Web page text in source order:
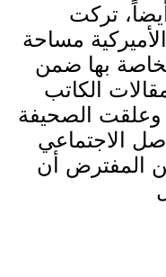
تركت
مساحة
بها ضمن
الكاتب
الصحيفة
الاجتماعي
المفترض أن